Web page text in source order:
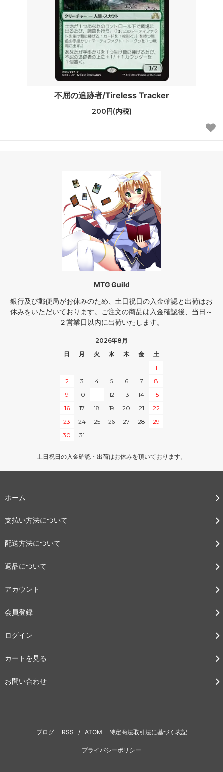
不屈の追跡者/Tireless Tracker
200円(内税)
MTG Guild
銀行及び郵便局がお休みのため、土日祝日の入金確認と出荷はお
休みをいただいております。ご注文の商品は入金確認後、当日～
２営業日以内に出荷いたします。
2026年8月
日
月 火 水 木 金
土
1
2
3 4 5 6 7
8
9
10 11 12 13 14
15
16
17 18 19 20 21
22
23
24 25 26 27 28
29
30
31
土日祝日の入金確認・出荷はお休みを頂いております。
ホーム
支払い方法について
配送方法について
返品について
アカウント
会員登録
ログイン
カートを見る
お問い合わせ
ブログ RSS / ATOM 特定商法取引法に基づく表記
プライバシーポリシー